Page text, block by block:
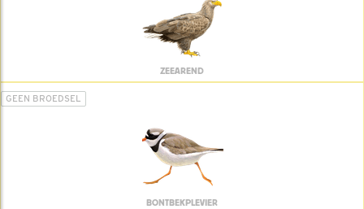
ZEEAREND
GEEN BROEDSEL
BONTBEKPLEVIER